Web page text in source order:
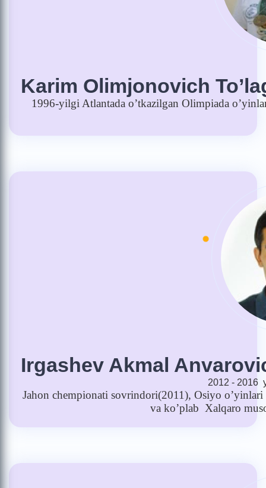
Karim Olimjonovich
1996-yilgi Atlantada o’tkazilgan Olimpiada
Irgashev Akmal
2012 - 2016
Jahon chempionati sovrindori(2011), Osiyo o’yinlari
va ko’plab Xalqaro